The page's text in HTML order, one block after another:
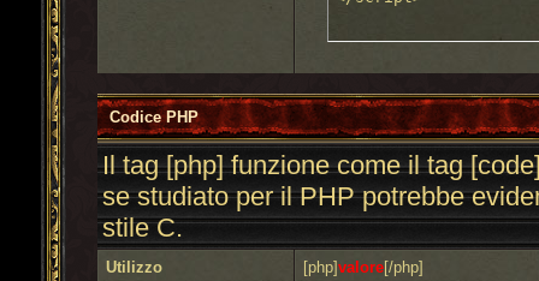
Codice PHP
Il tag [php] funzione come il tag
se studiato per il PHP potrebbe
stile C.
Utilizzo [php]valore[/php]